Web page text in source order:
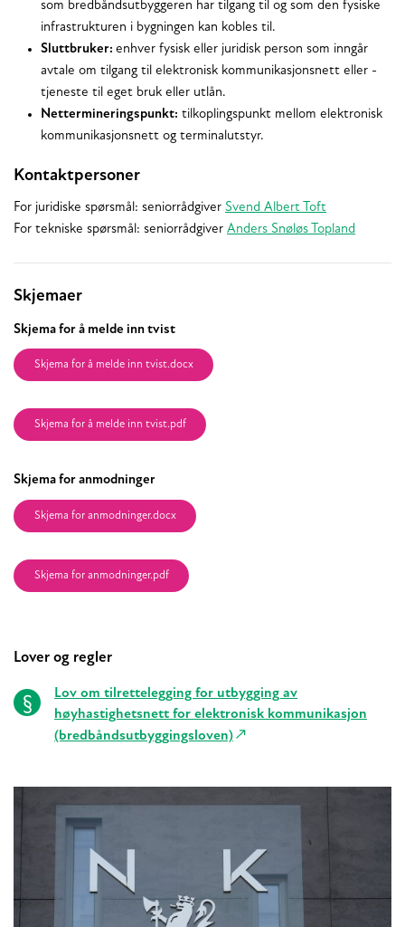
som bredbåndsutbyggeren har tilgang til og som den fysiske
infrastrukturen i bygningen kan kobles til.
Sluttbruker: enhver fysisk eller juridisk person som inngår
avtale om tilgang til elektronisk kommunikasjonsnett eller -
tjeneste til eget bruk eller utlån.
Nettermineringspunkt: tilkoplingspunkt mellom elektronisk
kommunikasjonsnett og terminalutstyr.
Kontaktpersoner
For juridiske spørsmål: seniorrådgiver Svend Albert Toft
For tekniske spørsmål: seniorrådgiver Anders Snøløs Topland
Relaterte
Skjemaer
Skjema for å melde inn tvist
Skjema for å melde inn tvist.docx
Skjema for å melde inn tvist.pdf
Skjema for anmodninger
Skjema for anmodninger.docx
Skjema for anmodninger.pdf
Lover og regler
Lov om tilrettelegging for utbygging av
høyhastighetsnett for elektronisk kommunikasjon
(bredbåndsutbyggingsloven)